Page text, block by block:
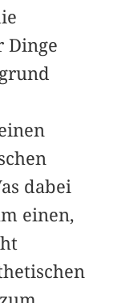
Dinge
dabei
einen,